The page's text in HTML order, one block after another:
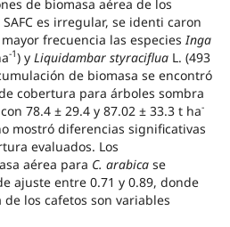
de biomasa aérea de los
es irregular, se identi caron
frecuencia las especies Inga
-1) yLiquidambar styracifluaL. (493
de biomasa se encontró
cobertura para árboles sombra
78.4 ± 29.4 y 87.02 ± 33.3 t ha-
mostró diferencias significativas
evaluados. Los
aérea para C. arabicase
ajuste entre 0.71 y 0.89, donde
los cafetos son variables